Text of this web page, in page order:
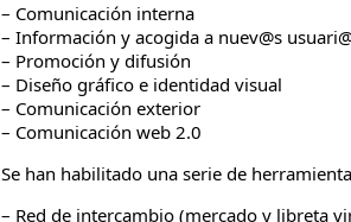
– Comunicación interna
– Información y acogida a nuev@s
– Promoción y difusión
– Diseño gráfico e identidad visual
– Comunicación exterior
– Comunicación web 2.0
Se han habilitado una serie de
– Red de intercambio (mercado y libreta